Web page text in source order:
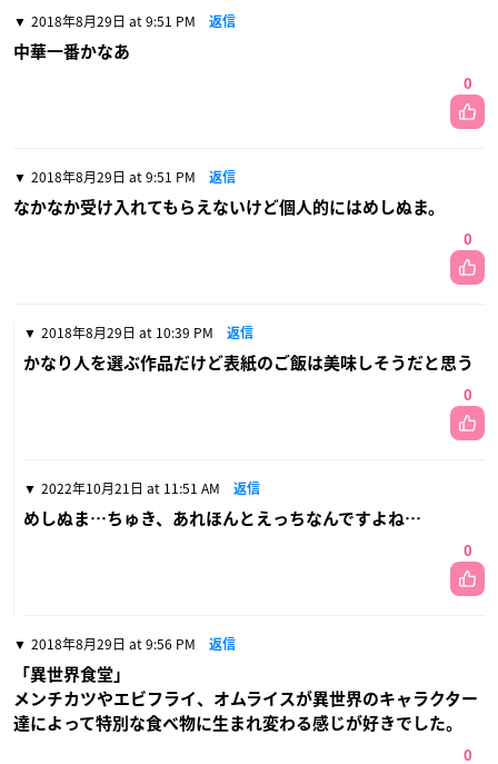
2018年8月29日 at 9:51 PM 返信
中華一番かなあ
0
2018年8月29日 at 9:51 PM 返信
なかなか受け入れてもらえないけど個人的にはめしぬま。
0
2018年8月29日 at 10:39 PM 返信
かなり人を選ぶ作品だけど表紙のご飯は美味しそうだと思う
0
2022年10月21日 at 11:51 AM 返信
めしぬま…ちゅき、あれほんとえっちなんですよね…
0
2018年8月29日 at 9:56 PM 返信
「異世界食堂」
メンチカツやエビフライ、オムライスが異世界のキャラクター
達によって特別な食べ物に生まれ変わる感じが好きでした。
0